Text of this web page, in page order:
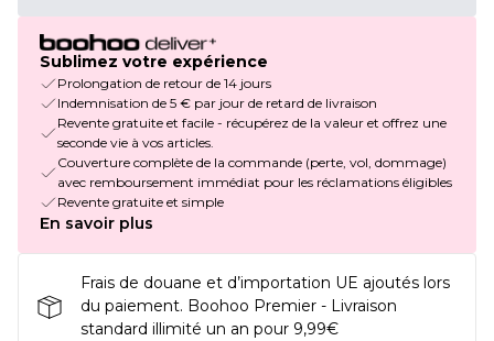
Sublimez votre expérience
Prolongation de retour de 14 jours
Indemnisation de 5 € par jour de retard de livraison
Revente gratuite et facile - récupérez de la valeur et offrez une
seconde vie à vos articles.
Couverture complète de la commande (perte, vol, dommage)
avec remboursement immédiat pour les réclamations éligibles
Revente gratuite et simple
En savoir plus
Frais de douane et d’importation UE ajoutés lors
du paiement. Boohoo Premier - Livraison
standard illimité un an pour 9,99€